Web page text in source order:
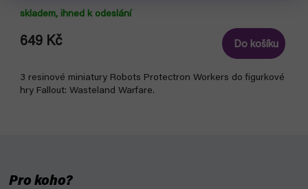
skladem, ihned k odeslání
649 Kč Do košíku
3 resinové miniatury Robots Protectron Workers do figurkové
hry Fallout: Wasteland Warfare.
Pro koho?